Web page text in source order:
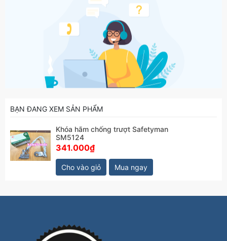
BẠN ĐANG XEM SẢN PHẨM
Khóa hãm chống trượt Safetyman
SM5124
341.000₫
Cho vào giỏ Mua ngay